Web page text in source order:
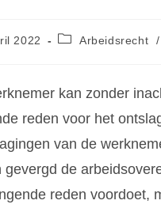
2022 Arbeidsrecht /
kan zonder
reden voor het
van de
gevergd de
reden voordoet,